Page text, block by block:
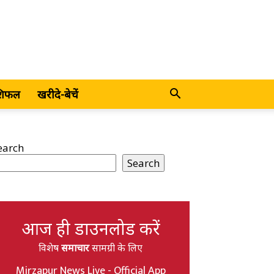
खरीदे-बेचें
Search
आज ही डाउनलोड करें
विशेषसमाचारसामग्री के लिए